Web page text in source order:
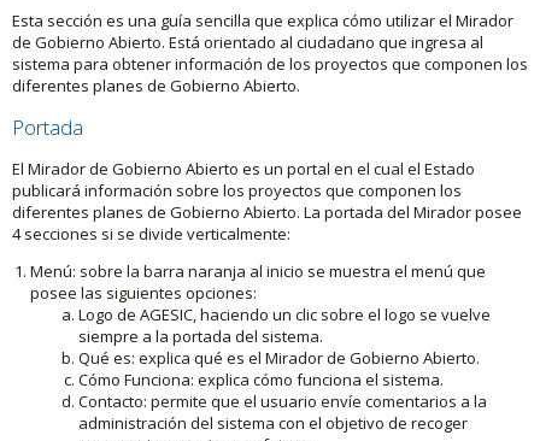
Esta sección es una guía sencilla que explica cómo utilizar el Mirador
de Gobierno Abierto. Está orientado al ciudadano que ingresa al
sistema para obtener información de los proyectos que componen los
diferentes planes de Gobierno Abierto.
Portada
El Mirador de Gobierno Abierto es un portal en el cual el Estado
publicará información sobre los proyectos que componen los
diferentes planes de Gobierno Abierto. La portada del Mirador posee
4 secciones si se divide verticalmente:
Menú: sobre la barra naranja al inicio se muestra el menú que
posee las siguientes opciones:
Logo de AGESIC, haciendo un clic sobre el logo se vuelve
siempre a la portada del sistema.
Qué es: explica qué es el Mirador de Gobierno Abierto.
Cómo Funciona: explica cómo funciona el sistema.
Contacto: permite que el usuario envíe comentarios a la
administración del sistema con el objetivo de recoger